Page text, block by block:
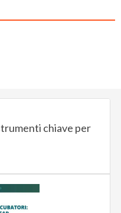
chiave per